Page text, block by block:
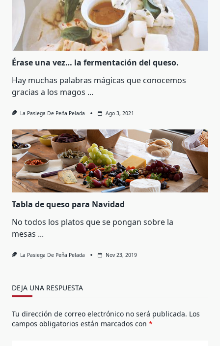
Érase una vez… la fermentación del queso.
Hay muchas palabras mágicas que conocemos
gracias a los magos ...
La Pasiega De Peña Pelada Ago 3, 2021
Tabla de queso para Navidad
No todos los platos que se pongan sobre la
mesas ...
La Pasiega De Peña Pelada Nov 23, 2019
DEJA UNA RESPUESTA
Tu dirección de correo electrónico no será publicada. Los
campos obligatorios están marcados con *